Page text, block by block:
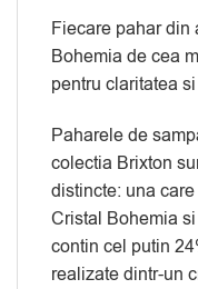
Fiecare pahar din
Bohemia de cea
pentru claritatea
Paharele de
colectia Brixton
distincte: una
Cristal Bohemia
contin cel putin
realizate dintr-un